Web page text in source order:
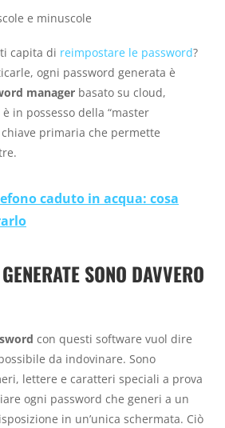
e minuscole
capita di reimpostare le password?
ogni password generata è
manager basato su cloud,
in possesso della “master
chiave primaria che permette
caduto in acqua: cosa
SONO DAVVERO
con questi software vuol dire
da indovinare. Sono
lettere e caratteri speciali a prova
ogni password che generi a un
in un’unica schermata. Ciò